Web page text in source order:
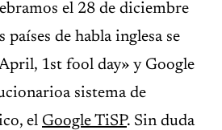
el 28 de diciembre
países de habla inglesa se
1st fool day» y Google
sistema de
el Google TiSP. Sin duda